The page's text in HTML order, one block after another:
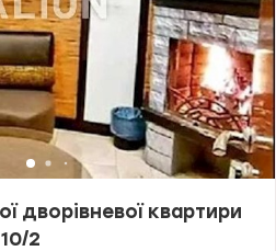
дворівневої квартири
2